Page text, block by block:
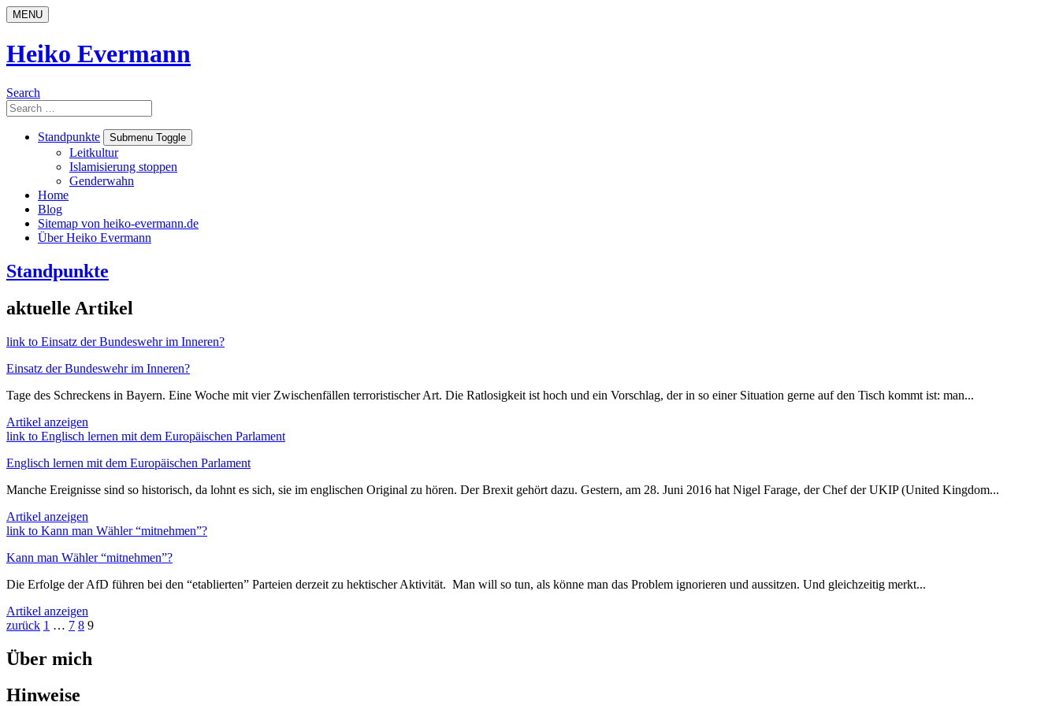
Skip
to
MENU
Heiko Evermann
Search
Search
for:
Standpunkte
Submenu Toggle
Leitkultur
Islamisierung stoppen
Genderwahn
Home
Blog
Sitemap von heiko-evermann.de
Über Heiko Evermann
Standpunkte
aktuelle Artikel
link to Einsatz der Bundeswehr im Inneren?
Einsatz der Bundeswehr im Inneren?
Tage des Schreckens in Bayern. Eine Woche mit vier Zwischenfällen terroristischer Art. Die Ratlosigkeit ist hoch und ein Vorschlag, der in so einer Situation gerne auf den Tisch kommt ist: man...
Artikel anzeigen
link to Englisch lernen mit dem Europäischen Parlament
Englisch lernen mit dem Europäischen Parlament
Manche Ereignisse sind so historisch, da lohnt es sich, sie im englischen Original zu hören. Der Brexit gehört dazu. Gestern, am 28. Juni 2016 hat Nigel Farage, der Chef der UKIP (United Kingdom...
Artikel anzeigen
link to Kann man Wähler “mitnehmen”?
Kann man Wähler “mitnehmen”?
Die Erfolge der AfD führen bei den “etablierten” Parteien derzeit zu hektischer Aktivität. Man will so tun, als könne man das Problem ignorieren und aussitzen. Und gleichzeitig merkt...
Artikel anzeigen
zurück Page
1 … Page
7 Page
8 Page
9
Über mich
Hinweise